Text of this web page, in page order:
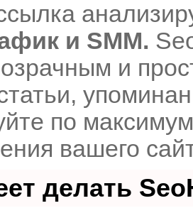
и SMM.
и
по
вашего
делать